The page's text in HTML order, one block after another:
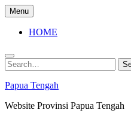
Skip
to
content
Menu
HOME
Search
for:
Search
Papua Tengah
Website Provinsi Papua Tengah